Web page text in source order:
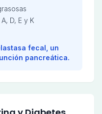
D, E y K
fecal, un
pancreática.